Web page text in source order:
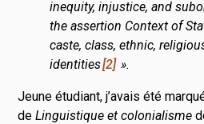
inequity, injustice, and
the assertion Context of
caste, class, ethnic,
identities 2 ».
Jeune étudiant, j’avais été
deLinguistique et colonialisme